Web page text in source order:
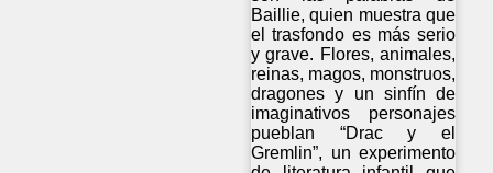
Baillie, quien muestra que
el trasfondo es más serio
y grave. Flores, animales,
reinas, magos, monstruos,
dragones y un sinfín de
imaginativos personajes
pueblan “Drac y el
Gremlin”, un experimento